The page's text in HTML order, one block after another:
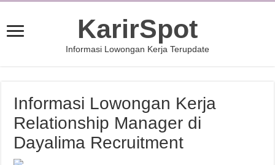
KarirSpot
Informasi Lowongan Kerja Terupdate
Informasi Lowongan Kerja
Relationship Manager di
Dayalima Recruitment